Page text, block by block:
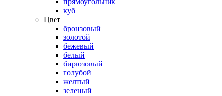
прямоугольник
куб
Цвет
бронзовый
золотой
бежевый
белый
бирюзовый
голубой
желтый
зеленый